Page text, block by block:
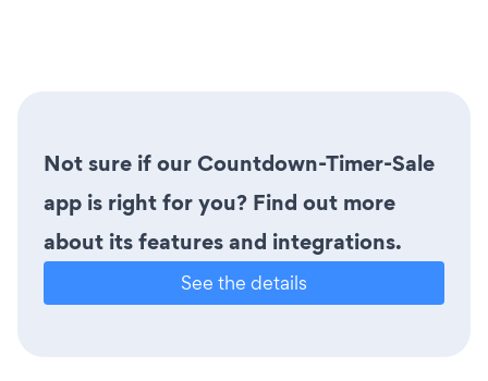
Not sure if our Countdown-Timer-Sale
app is right for you? Find out more
about its features and integrations.
See the details